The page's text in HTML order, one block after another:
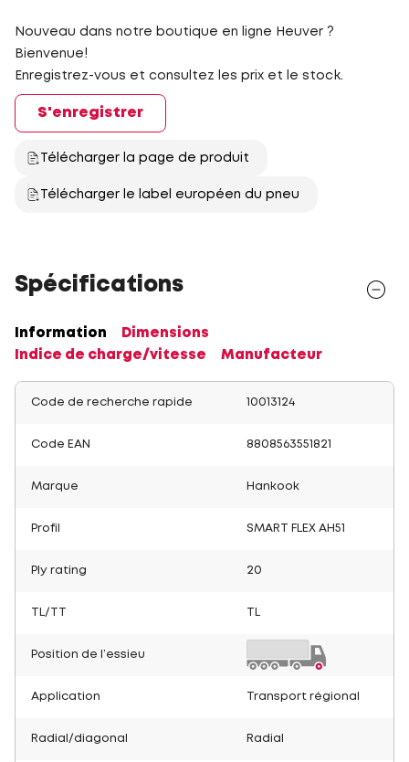
Nouveau dans notre boutique en ligne Heuver ?
Bienvenue!
Enregistrez-vous et consultez les prix et le stock.
S'enregistrer
Télécharger la page de produit
Télécharger le label européen du pneu
Spécifications
Information
Dimensions
Indice de charge/vitesse
Manufacteur
Code de recherche rapide 10013124
Code EAN 8808563551821
Marque Hankook
Profil SMART FLEX AH51
Ply rating 20
TL/TT
Position de l’essieu
Application Transport régional
Radial/diagonal Radial